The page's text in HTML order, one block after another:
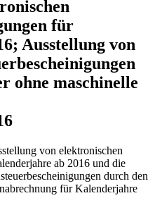
für
Ausstellung von
ohne maschinelle
von elektronischen
ab 2016 und die
durch den
für Kalenderjahre